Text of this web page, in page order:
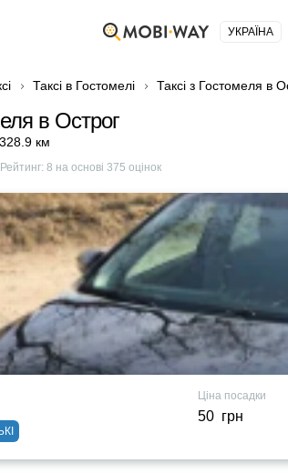
УКРАЇНА
Таксі в Гостомелі Таксі з Гостомеля в
в Острог
328.9 км
Рейтинг: 8 на основі 375 оцінок
Ціна посадки
50 грн